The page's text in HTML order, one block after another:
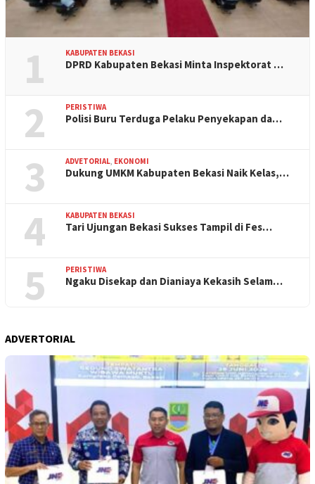
1 KABUPATEN BEKASI
DPRD Kabupaten Bekasi Minta Inspektorat …
2 PERISTIWA
Polisi Buru Terduga Pelaku Penyekapan da…
3 ADVETORIAL, EKONOMI
Dukung UMKM Kabupaten Bekasi Naik Kelas,…
4 KABUPATEN BEKASI
Tari Ujungan Bekasi Sukses Tampil di Fes…
5 PERISTIWA
Ngaku Disekap dan Dianiaya Kekasih Selam…
ADVERTORIAL